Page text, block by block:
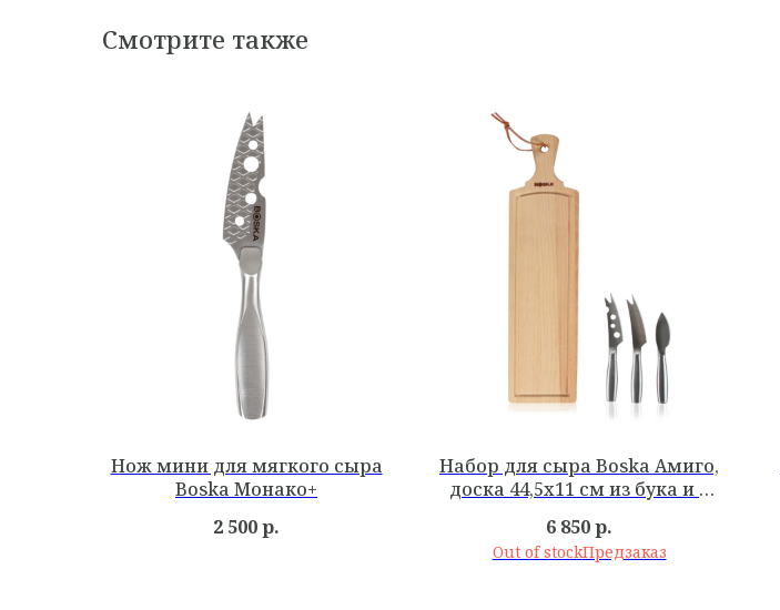
Смотрите также
Нож мини для мягкого сыра
Boska Монако+
2 500р.
Набор для сыра Boska Амиго,
доска 44,5х11 см из бука и 3
6 850р.
Out of stock